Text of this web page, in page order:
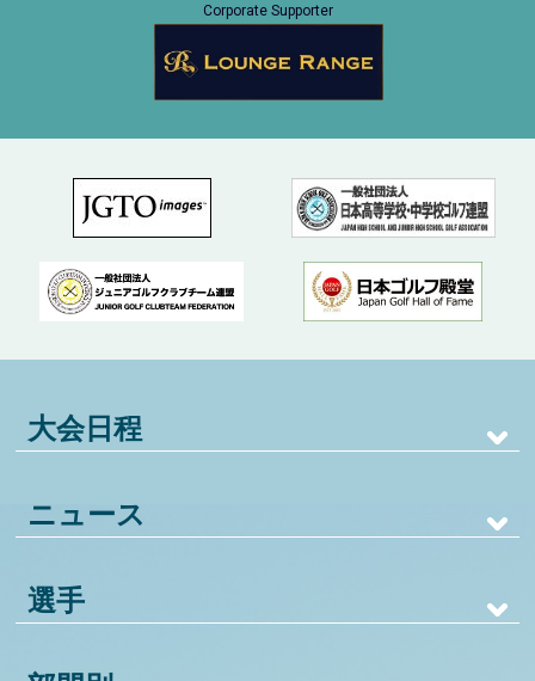
Corporate Supporter
大会日程
ニュース
選手